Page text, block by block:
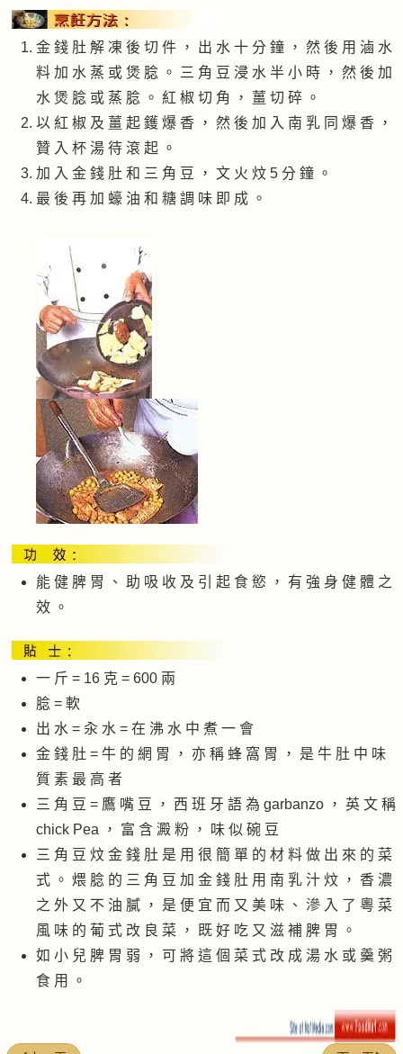
金 錢 肚 解 凍 後 切 件 ， 出 水 十 分 鐘 ， 然 後 用 滷 水
料 加 水 蒸 或 煲 腍 。 三 角 豆 浸 水 半 小 時 ， 然 後 加
水 煲 腍 或 蒸 腍 。 紅 椒 切 角 ， 薑 切 碎 。
以 紅 椒 及 薑 起 鑊 爆 香 ， 然 後 加 入 南 乳 同 爆 香 ，
贊 入 杯 湯 待 滾 起 。
加 入 金 錢 肚 和 三 角 豆 ， 文 火 炆 5 分 鐘 。
最 後 再 加 蠔 油 和 糖 調 味 即 成 。
能 健 脾 胃 、 助 吸 收 及 引 起 食 慾 ， 有 強 身 健 體 之
效 。
一 斤 = 16 克 = 600 兩
腍 = 軟
出 水 = 汆 水 = 在 沸 水 中 煮 一 會
金 錢 肚 = 牛 的 網 胃 ， 亦 稱 蜂 窩 胃 ， 是 牛 肚 中 味
質 素 最 高 者
三 角 豆 = 鷹 嘴 豆 ， 西 班 牙 語 為 garbanzo ， 英 文 稱
chick Pea ， 富 含 澱 粉 ， 味 似 碗 豆
三 角 豆 炆 金 錢 肚 是 用 很 簡 單 的 材 料 做 出 來 的 菜
式 。 煨 腍 的 三 角 豆 加 金 錢 肚 用 南 乳 汁 炆 ， 香 濃
之 外 又 不 油 膩 ， 是 便 宜 而 又 美 味 、 滲 入 了 粵 菜
風 味 的 葡 式 改 良 菜 ， 既 好 吃 又 滋 補 脾 胃 。
如 小 兒 脾 胃 弱 ， 可 將 這 個 菜 式 改 成 湯 水 或 羹 粥
食 用 。